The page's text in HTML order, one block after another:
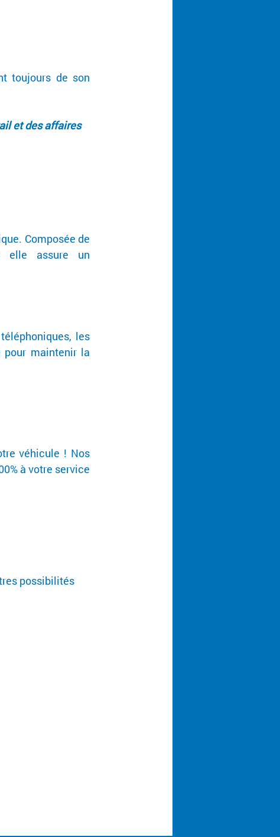
toujours de son
et des affaires
Composée de
elle assure un
les
maintenir la
véhicule ! Nos
à votre service
possibilités